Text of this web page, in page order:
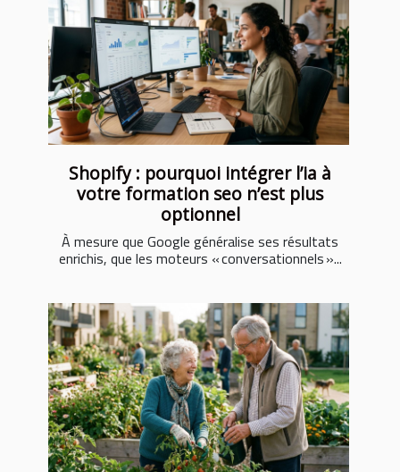
Shopify : pourquoi intégrer l’ia à
votre formation seo n’est plus
optionnel
À mesure que Google généralise ses résultats
enrichis, que les moteurs « conversationnels »...